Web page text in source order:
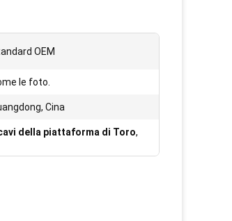
OEM
le foto.
Cina
della piattaforma di Toro,